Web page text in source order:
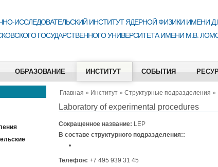
ИССЛЕДОВАТЕЛЬСКИЙ ИНСТИТУТ ЯДЕРНОЙ ФИЗИКИ ИМЕНИ
ГОСУДАРСТВЕННОГО УНИВЕРСИТЕТА ИМЕНИ М.В.
ОБРАЗОВАНИЕ ИНСТИТУТ СОБЫТИЯ
Главная » Институт» Структурные подразделения »
Laboratory of experimental procedures
Сокращенное название: LEP
В составе структурного подразделения::
Телефон: +7 495 939 31 45